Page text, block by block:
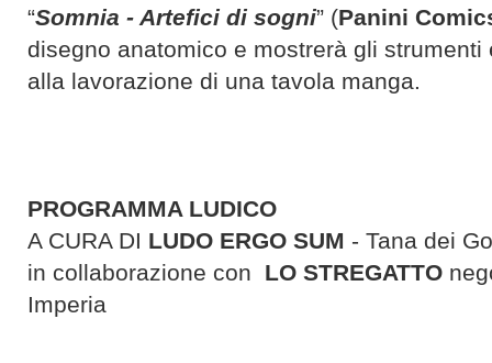
“Somnia - Artefici di sogni” (Panini
disegno anatomico e mostrerà gli
alla lavorazione di una tavola manga.
PROGRAMMA LUDICO
A CURA DI LUDO ERGO SUM - Tana dei
in collaborazione con
LO STREGATTO
Imperia